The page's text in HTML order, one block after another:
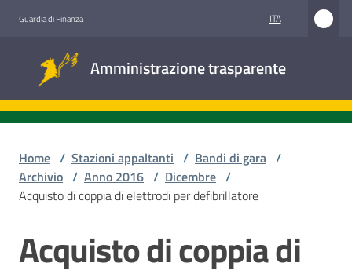
Guardia di Finanza ITA
Amministrazione trasparente
trasparente
Accesso
Home / Stazioni appaltanti / Bandi di gara /
Archivio / Anno 2016 / Dicembre /
Acquisto di coppia di elettrodi per defibrillatore
Salta al contenuto
Acquisto di coppia di